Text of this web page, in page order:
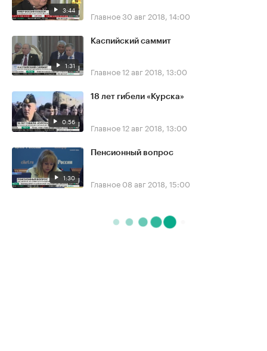
3:44 Главное30 авг 2018, 14:00
1:31
Каспийский саммит
Главное12 авг 2018, 13:00
0:56
18 лет гибели «Курска»
Главное12 авг 2018, 13:00
1:30
Пенсионный вопрос
Главное 08 авг 2018, 15:00